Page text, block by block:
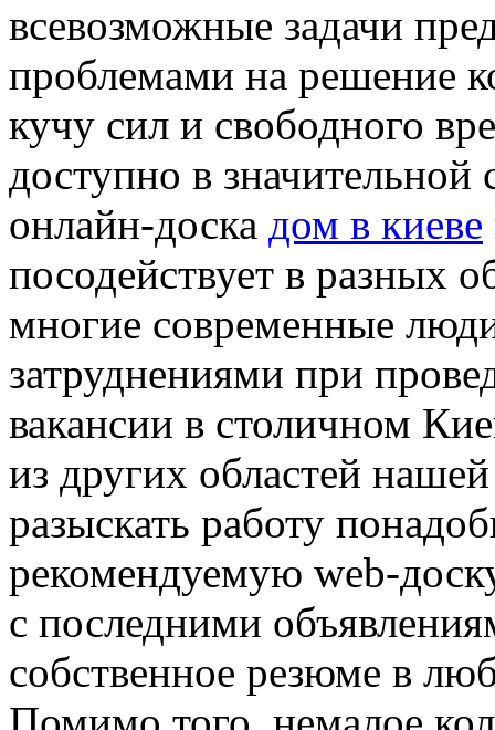
всевозможные задачи
проблемами на решение
кучу сил и свободного
доступно в значительной
онлайн-доска дом в киеве
посодействует в разных
многие современные
затруднениями при
вакансии в столичном
из других областей
разыскать работу
рекомендуемую web-
с последними
собственное резюме в